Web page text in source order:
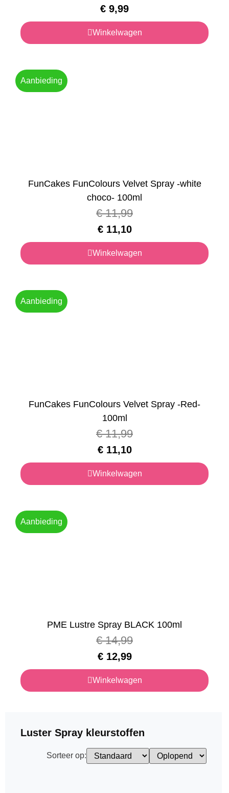
€ 9,99
Winkelwagen
Aanbieding
FunCakes FunColours Velvet Spray -white
choco- 100ml
€11,99
€11,10
Winkelwagen
Aanbieding
FunCakes FunColours Velvet Spray -Red-
100ml
€11,99
€11,10
Winkelwagen
Aanbieding
PME Lustre Spray BLACK 100ml
€14,99
€12,99
Winkelwagen
Luster Spray kleurstoffen
Sorteer op: